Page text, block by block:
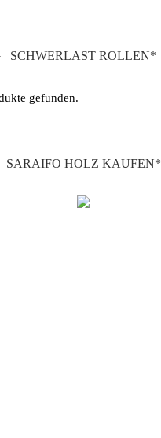
SCHWERLAST ROLLEN*
gefunden.
SARAIFO HOLZ KAUFEN*